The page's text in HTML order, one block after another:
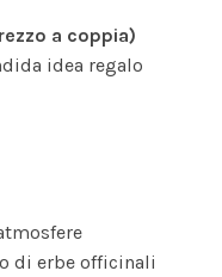
a coppia)
idea regalo
di erbe officinali